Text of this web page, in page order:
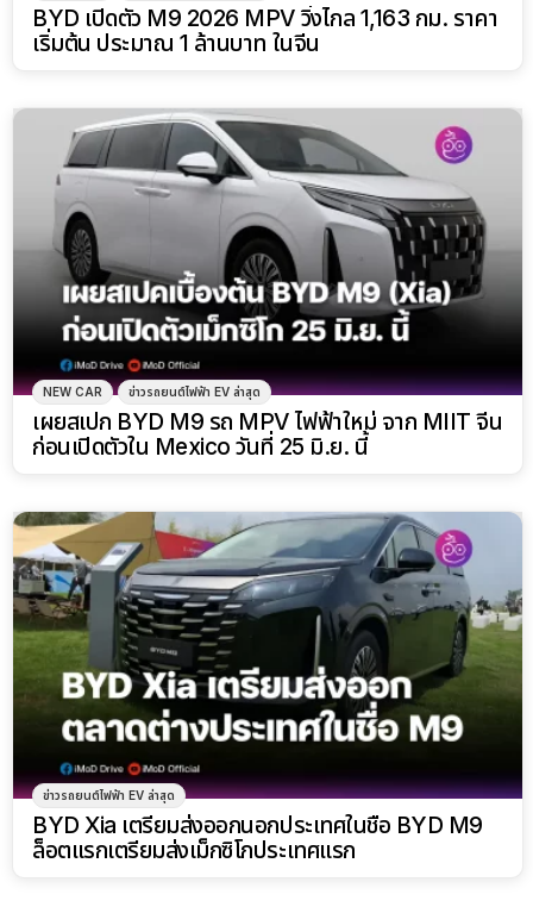
BYD เปิดตัว M9 2026 MPV วิ่งไกล 1,163 กม. ราคา
เริ่มต้น ประมาณ 1 ล้านบาท ในจีน
NEW CAR ข่าวรถยนต์ไฟฟ้า EV ล่าสุด
เผยสเปก BYD M9 รถ MPV ไฟฟ้าใหม่ จาก MIIT จีน
ก่อนเปิดตัวใน Mexico วันที่ 25 มิ.ย. นี้
ข่าวรถยนต์ไฟฟ้า EV ล่าสุด
BYD Xia เตรียมส่งออกนอกประเทศในชื่อ BYD M9
ล็อตแรกเตรียมส่งเม็กซิโกประเทศแรก